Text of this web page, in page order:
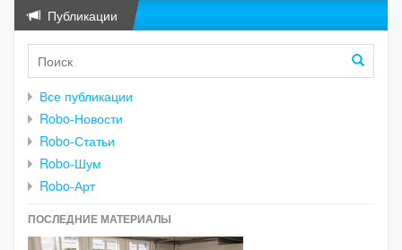
Публикации
Все публикации
Robo-Новости
Robo-Статьи
Robo-Шум
Robo-Арт
ПОСЛЕДНИЕ МАТЕРИАЛЫ